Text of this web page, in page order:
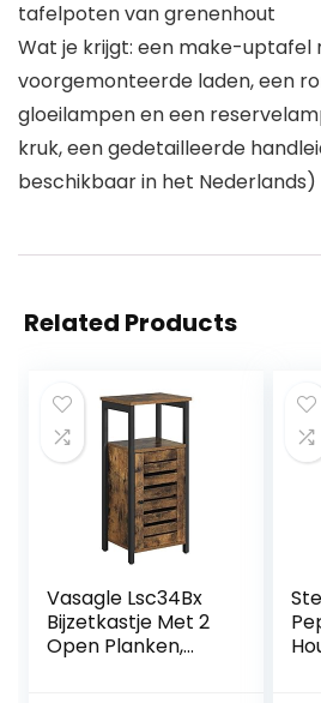
tafelpoten van grenenhout
Wat je krijgt: een make-uptafel
voorgemonteerde laden, een
gloeilampen en een
kruk, een gedetailleerde
beschikbaar in het Nederlands)
Related Products
Vasagle Lsc34Bx
Bijzetkastje Met 2
Open Planken,